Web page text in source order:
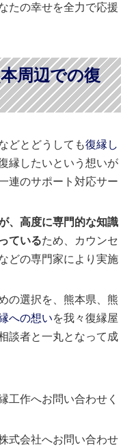
たの幸せを全力で応援
周辺での復
どとどうしても復縁し
縁したいという想いが
連のサポート対応サー
、高度に専門的な知識
ているため、カウンセ
どの専門家により実施
の選択を、熊本県、熊
への想いを我々復縁屋
談者と一丸となって成
工作へお問い合わせく
式会社へお問い合わせ